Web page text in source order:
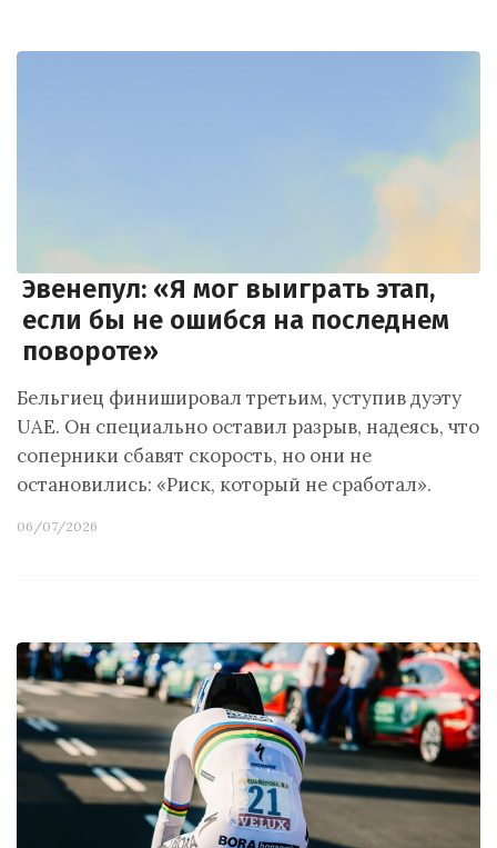
Эвенепул: «Я мог выиграть этап,
если бы не ошибся на последнем
повороте»
Бельгиец финишировал третьим, уступив дуэту
UAE. Он специально оставил разрыв, надеясь, что
соперники сбавят скорость, но они не
остановились: «Риск, который не сработал».
06/07/2026